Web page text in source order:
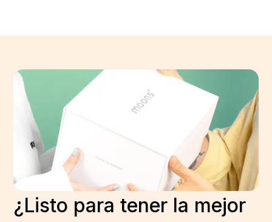
¿Listo para tener la mejor